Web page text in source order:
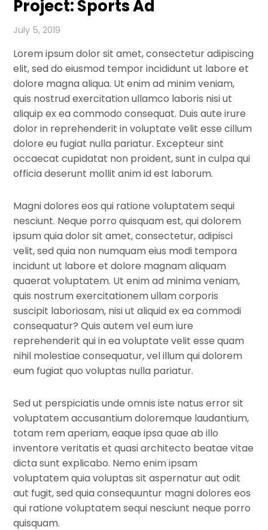
Project: Sports Ad
July 5, 2019
Lorem ipsum dolor sit amet, consectetur adipiscing
elit, sed do eiusmod tempor incididunt ut labore et
dolore magna aliqua. Ut enim ad minim veniam,
quis nostrud exercitation ullamco laboris nisi ut
aliquip ex ea commodo consequat. Duis aute irure
dolor in reprehenderit in voluptate velit esse cillum
dolore eu fugiat nulla pariatur. Excepteur sint
occaecat cupidatat non proident, sunt in culpa qui
officia deserunt mollit anim id est laborum.
Magni dolores eos qui ratione voluptatem sequi
nesciunt. Neque porro quisquam est, qui dolorem
ipsum quia dolor sit amet, consectetur, adipisci
velit, sed quia non numquam eius modi tempora
incidunt ut labore et dolore magnam aliquam
quaerat voluptatem. Ut enim ad minima veniam,
quis nostrum exercitationem ullam corporis
suscipit laboriosam, nisi ut aliquid ex ea commodi
consequatur? Quis autem vel eum iure
reprehenderit qui in ea voluptate velit esse quam
nihil molestiae consequatur, vel illum qui dolorem
eum fugiat quo voluptas nulla pariatur.
Sed ut perspiciatis unde omnis iste natus error sit
voluptatem accusantium doloremque laudantium,
totam rem aperiam, eaque ipsa quae ab illo
inventore veritatis et quasi architecto beatae vitae
dicta sunt explicabo. Nemo enim ipsam
voluptatem quia voluptas sit aspernatur aut odit
aut fugit, sed quia consequuntur magni dolores eos
qui ratione voluptatem sequi nesciunt neque porro
quisquam.